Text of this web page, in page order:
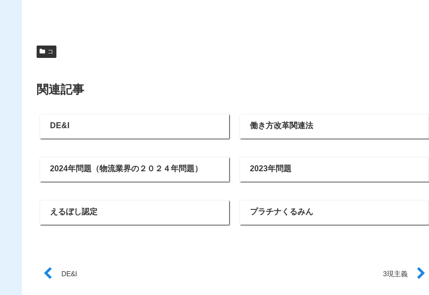
コ
関連記事
DE&I 働き方改革関連法
2024年問題（物流業界の２０２４年問題） 2023年問題
えるぼし認定 プラチナくるみん
DE&I 3現主義